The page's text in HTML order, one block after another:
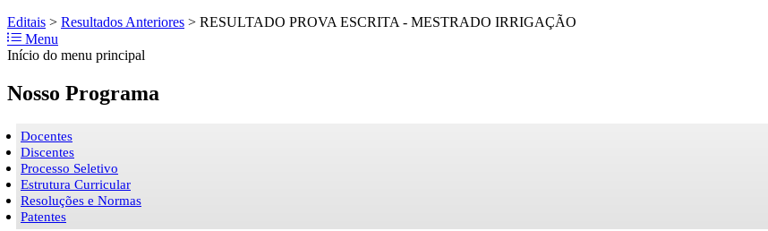
Editais > Resultados Anteriores > RESULTADO PROVA ESCRITA - MESTRADO IRRIGAÇÃO
Menu
Início do menu principal
Nosso Programa
Docentes
Discentes
Processo Seletivo
Estrutura Curricular
Resoluções e Normas
Patentes